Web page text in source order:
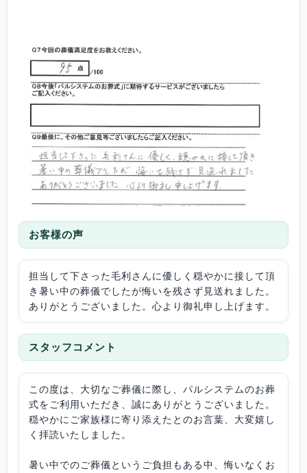
お客様の声
担当して下さった毛利さんに優しく穏やかに接して頂
き暑い中の葬儀でしたが悔いを残さず見送れました。
ありがとうございました。心より御礼申し上げます。
スタッフコメント
この度は、大切なご葬儀に際し、パルシステムのお葬
式をご利用いただき、誠にありがとうございました。
穏やかにご家族様に寄り添えたとのお言葉、大変嬉し
く拝読いたしました。
暑い中でのご葬儀というご負担もある中、悔いなくお